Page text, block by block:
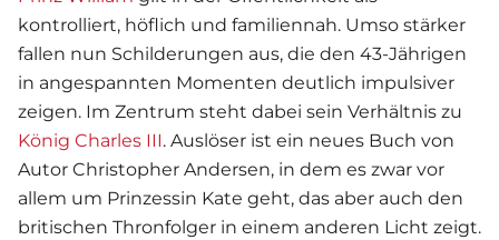
kontrolliert, höflich und familiennah. Umso stärker
fallen nun Schilderungen aus, die den 43-Jährigen
in angespannten Momenten deutlich impulsiver
zeigen. Im Zentrum steht dabei sein Verhältnis zu
König Charles III. Auslöser ist ein neues Buch von
Autor Christopher Andersen, in dem es zwar vor
allem um Prinzessin Kate geht, das aber auch den
britischen Thronfolger in einem anderen Licht zeigt.